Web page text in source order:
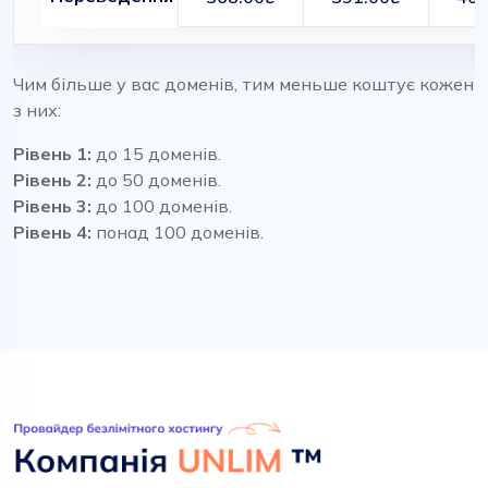
Чим більше у вас доменів, тим меньше коштує кожен
з них:
Рівень 1: до 15 доменів.
Рівень 2: до 50 доменів.
Рівень 3: до 100 доменів.
Рівень 4: понад 100 доменів.